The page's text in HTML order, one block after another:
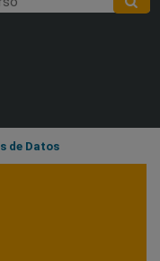
de Datos